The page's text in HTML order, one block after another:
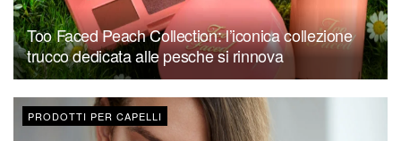
Too Faced Peach Collection: l’iconica collezione
trucco dedicata alle pesche si rinnova
PRODOTTI PER CAPELLI